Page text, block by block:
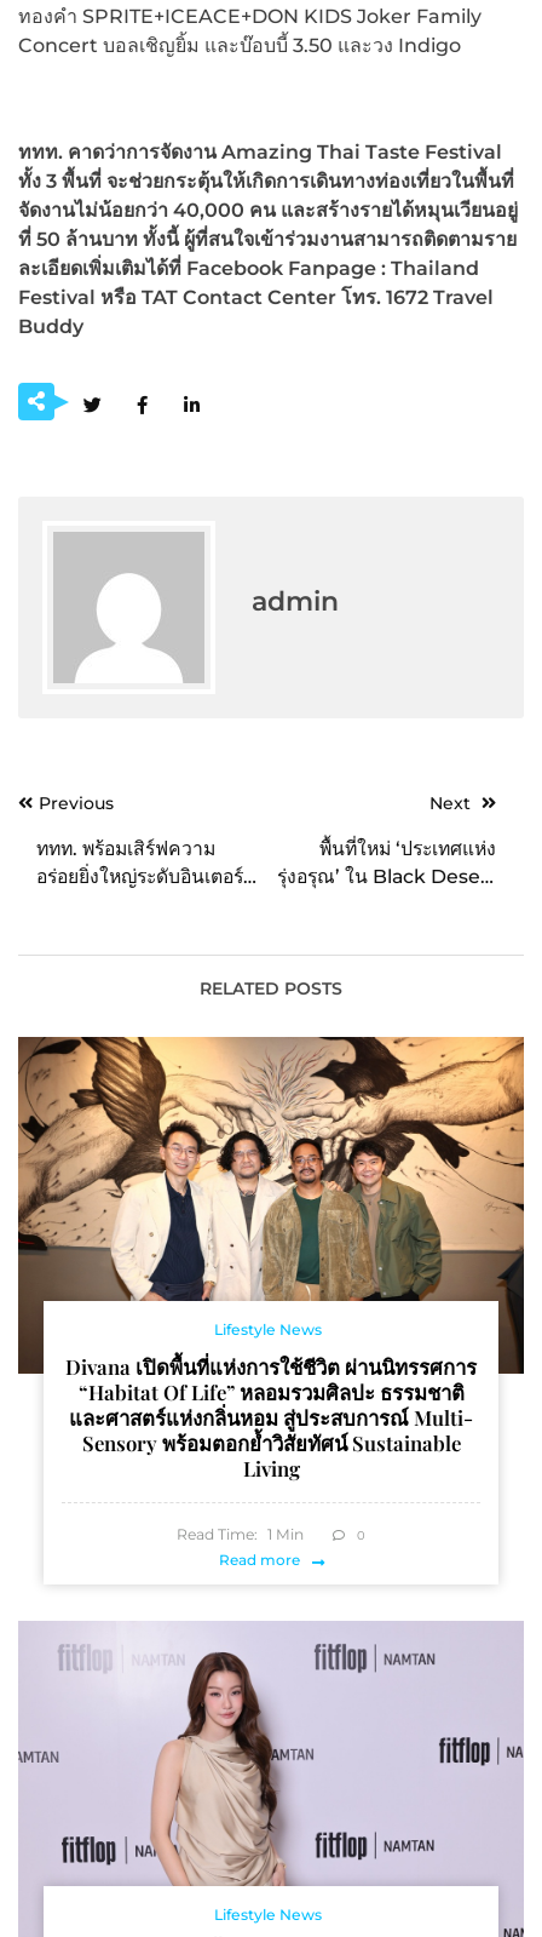
ทองคำ SPRITE+ICEACE+DON KIDS Joker Family
Concert บอลเชิญยิ้ม และบ๊อบบี้ 3.50 และวง Indigo
ททท. คาดว่าการจัดงานAmazing Thai Taste Festival
ทั้ง 3 พื้นที่ จะช่วยกระตุ้นให้เกิดการเดินทางท่องเที่ยวในพื้นที่
จัดงานไม่น้อยกว่า 40,000 คน และสร้างรายได้หมุนเวียนอยู่
ที่ 50 ล้านบาท ทั้งนี้ ผู้ที่สนใจเข้าร่วมงานสามารถติดตามราย
ละเอียดเพิ่มเติมได้ที่ Facebook Fanpage : Thailand
Festival หรือ TAT Contact Center โทร. 1672 Travel
Buddy
admin
PostPrevious
ททท. พร้อมเสิร์ฟความ
อร่อยยิ่งใหญ่ระดับอินเตอร์
Festival 2023” ณ
ศูนย์การค้าเซ็นทรัลเวิลด์
Next
พื้นที่ใหม่ ‘ประเทศแห่ง
รุ่งอรุณ’ ใน Black Desert
RELATED POSTS
Lifestyle News
Divana เปิดพื้นที่แห่งการใช้ชีวิต ผ่านนิทรรศการ
“Habitat Of Life” หลอมรวมศิลปะ ธรรมชาติ
และศาสตร์แห่งกลิ่นหอม สู่ประสบการณ์ Multi-
Sensory พร้อมตอกย้ำวิสัยทัศน์ Sustainable
Living
Read Time: 1 Min 0
Read more
Lifestyle News